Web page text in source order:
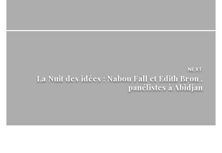
NEXT
La Nuit des idées : Nabou Fall et Edith Brou ,
panélistes à Abidjan